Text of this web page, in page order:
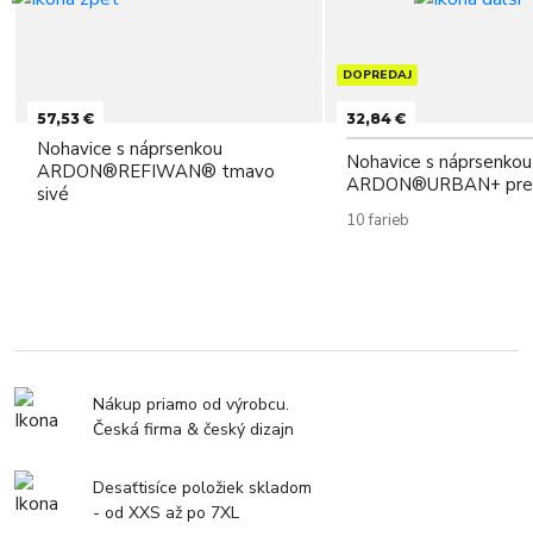
57,53 €
Nohavice s náprsenkou
ARDON®REFIWAN® tmavo
sivé
DOPREDAJ
32,84 €
Nohavice s náprsenkou
ARDON®URBAN+
10 farieb
Nákup priamo od výrobcu.
Česká firma & český dizajn
Desaťtisíce položiek skladom
- od XXS až po 7XL